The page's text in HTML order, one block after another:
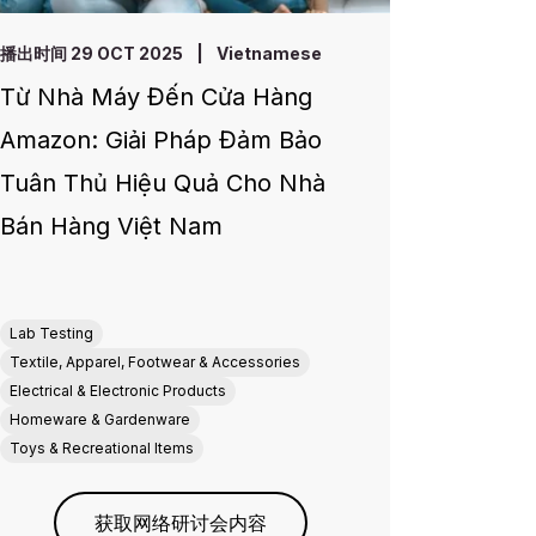
播出时间 29 OCT 2025 Vietnamese
Từ Nhà Máy Đến Cửa Hàng
Amazon: Giải Pháp Đảm Bảo
Tuân Thủ Hiệu Quả Cho Nhà
Bán Hàng Việt Nam
Lab Testing
Textile, Apparel, Footwear & Accessories
Electrical & Electronic Products
Homeware & Gardenware
Toys & Recreational Items
获取网络研讨会内容